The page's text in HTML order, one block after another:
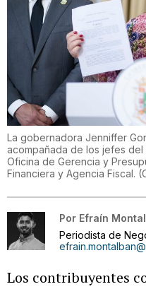
La gobernadora Jenniffer
acompañada de los jefes
Oficina de Gerencia y
Financiera y Agencia Fiscal. (
Por Efraín
Periodista de
Los contribuyentes